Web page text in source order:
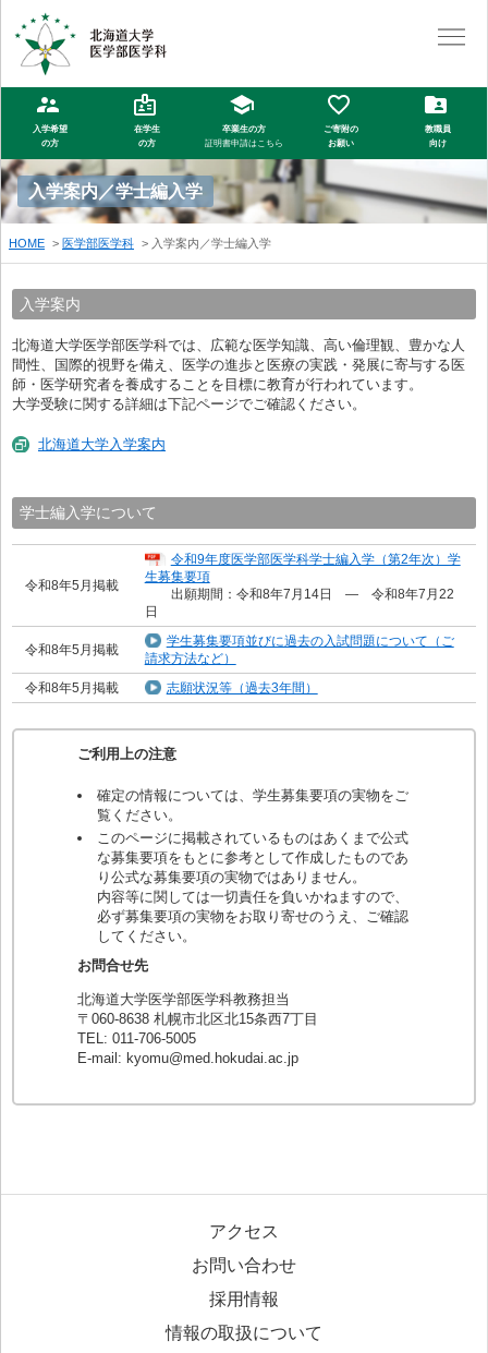
入学希望
の方
在学生
の方
卒業生の方
証明書申請はこちら
ご寄附の
お願い
教職員
向け
入学案内／学士編入学
HOME 医学部医学科 入学案内／学士編入学
入学案内
北海道大学医学部医学科では、広範な医学知識、高い倫理観、豊かな人
間性、国際的視野を備え、医学の進歩と医療の実践・発展に寄与する医
師・医学研究者を養成することを目標に教育が行われています。
大学受験に関する詳細は下記ページでご確認ください。
北海道大学入学案内
学士編入学について
令和8年5月掲載
令和9年度医学部医学科学士編入学（第2年次）学
生募集要項
出願期間：令和8年7月14日 ― 令和8年7月22
日
令和8年5月掲載
学生募集要項並びに過去の入試問題について（ご
請求方法など）
令和8年5月掲載 志願状況等（過去3年間）
ご利用上の注意
確定の情報については、学生募集要項の実物をご
覧ください。
このページに掲載されているものはあくまで公式
な募集要項をもとに参考として作成したものであ
り公式な募集要項の実物ではありません。
内容等に関しては一切責任を負いかねますので、
必ず募集要項の実物をお取り寄せのうえ、ご確認
してください。
お問合せ先
北海道大学医学部医学科教務担当
〒060-8638 札幌市北区北15条西7丁目
TEL: 011-706-5005
E-mail: kyomu@med.hokudai.ac.jp
アクセス
お問い合わせ
採用情報
情報の取扱について